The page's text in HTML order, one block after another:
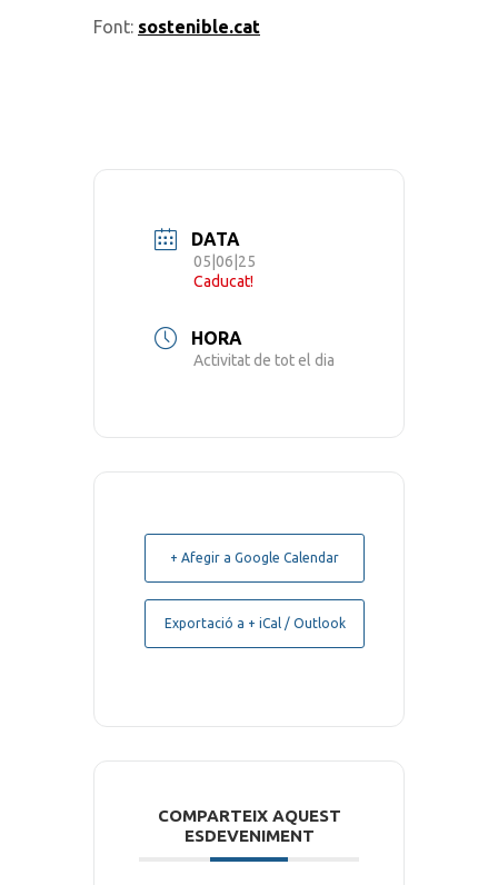
Font: sostenible.cat
DATA
05|06|25
Caducat!
HORA
Activitat de tot el dia
+ Afegir a Google Calendar
Exportació a + iCal / Outlook
COMPARTEIX AQUEST
ESDEVENIMENT